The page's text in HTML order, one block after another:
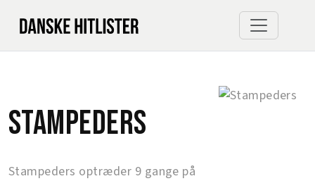
Stampeders
Stampeders optræder 9 gange på